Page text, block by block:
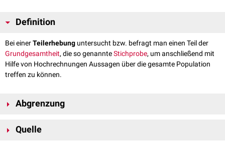
Definition
Bei einerTeilerhebung untersucht bzw. befragt man einen Teil der
Grundgesamtheit, die so genannteStichprobe, um anschließend mit
Hilfe von Hochrechnungen Aussagen über die gesamte Population
treffen zu können.
Abgrenzung
Grundgesamtheit untersucht wird. Die Teilerhebung ist die gängigste Art
Quelle